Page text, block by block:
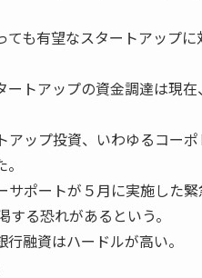
ても有望なスタートアップ
トアップの資金調達は現在
アップ投資、いわゆるコー
サポートが５月に実施した
る恐れがあるという。
融資はハードルが高い。